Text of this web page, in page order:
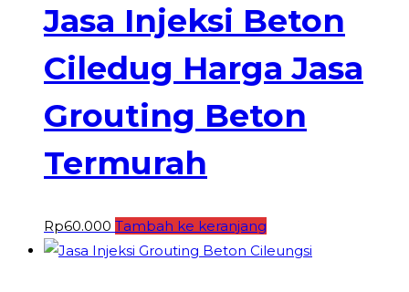
Jasa Injeksi Beton
Ciledug Harga Jasa
Grouting Beton
Termurah
Rp60.000 Tambah ke keranjang